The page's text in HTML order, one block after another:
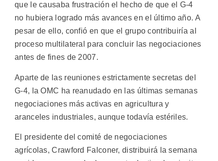
que le causaba frustración el hecho de que el G-4
no hubiera logrado más avances en el último año. A
pesar de ello, confió en que el grupo contribuiría al
proceso multilateral para concluir las negociaciones
antes de fines de 2007.
Aparte de las reuniones estrictamente secretas del
G-4, la OMC ha reanudado en las últimas semanas
negociaciones más activas en agricultura y
aranceles industriales, aunque todavía estériles.
El presidente del comité de negociaciones
agrícolas, Crawford Falconer, distribuirá la semana